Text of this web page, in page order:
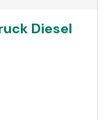
Diesel